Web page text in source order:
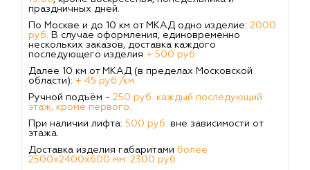
праздничных дней.
По Москве и до 10 км от МКАД одно изделие: 2000
руб.
В случае оформления, единовременно
нескольких заказов, доставка каждого
последующего изделия + 500 руб.
Далее 10 км от МКАД (в пределах Московской
области): + 45 руб./км.
Ручной подъём - 250 руб. каждый последующий
этаж, кроме первого.
При наличии лифта: 500 руб. вне зависимости от
этажа.
Доставка изделия габаритами более
2500х2400х600 мм: 2300 руб.